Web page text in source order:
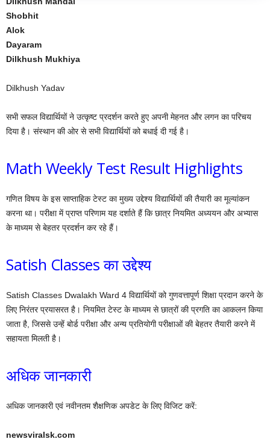
Shobhit
Alok
Dayaram
Dilkhush Mukhiya
Dilkhush Yadav
सभी सफल विद्यार्थियों ने उत्कृष्ट प्रदर्शन करते हुए अपनी मेहनत और लगन का परिचय
दिया है। संस्थान की ओर से सभी विद्यार्थियों को बधाई दी गई है।
Math Weekly Test Result Highlights
गणित विषय के इस साप्ताहिक टेस्ट का मुख्य उद्देश्य विद्यार्थियों की तैयारी का मूल्यांकन
करना था। परीक्षा में प्राप्त परिणाम यह दर्शाते हैं कि छात्र नियमित अध्ययन और अभ्यास
के माध्यम से बेहतर प्रदर्शन कर रहे हैं।
Satish Classes का उद्देश्य
Satish Classes Dwalakh Ward 4 विद्यार्थियों को गुणवत्तापूर्ण शिक्षा प्रदान करने के
लिए निरंतर प्रयासरत है। नियमित टेस्ट के माध्यम से छात्रों की प्रगति का आकलन किया
जाता है, जिससे उन्हें बोर्ड परीक्षा और अन्य प्रतियोगी परीक्षाओं की बेहतर तैयारी करने में
सहायता मिलती है।
अधिक जानकारी
अधिक जानकारी एवं नवीनतम शैक्षणिक अपडेट के लिए विजिट करें:
newsviralsk.com